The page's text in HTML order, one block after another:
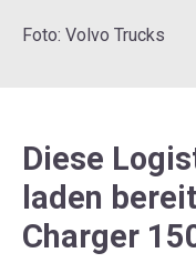
Foto: Volvo Trucks
Diese
laden
Charger